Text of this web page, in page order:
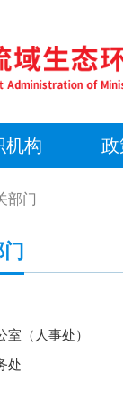
机构 政
部门
室（人事处）
处